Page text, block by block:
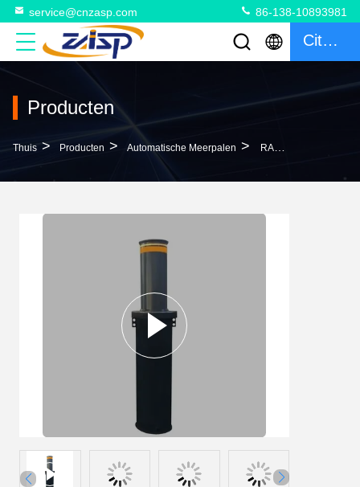
service@cnzasp.com 86-138-10893981
Citaat
Producten
Thuis > Producten > Automatische Meerpalen > RAL-Kleuren Intrekbare Automatische Bollarden Voor Toegangscontrole Van Voertuigen Op Opritte Wegen